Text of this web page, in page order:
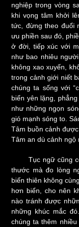
nghiệp trong vòng
khi vọng tâm khởi
tức, đừng theo đuổi
ưu phiền sau đó,
ở đời, tiếp xúc với
như bao nhiêu
không xao xuyến,
trong cảnh giới niết
chúng ta sống với
biển yên lặng,
như những ngọn
gió mạnh sóng to.
Tâm buồn cảnh được
Tâm an dù cảnh ngộ
Tục ngữ cũng có
thước mà đo lòng
biến thiên không
hơn biển, cho nên
nào tránh được
những khúc mắc
chúng ta thêm